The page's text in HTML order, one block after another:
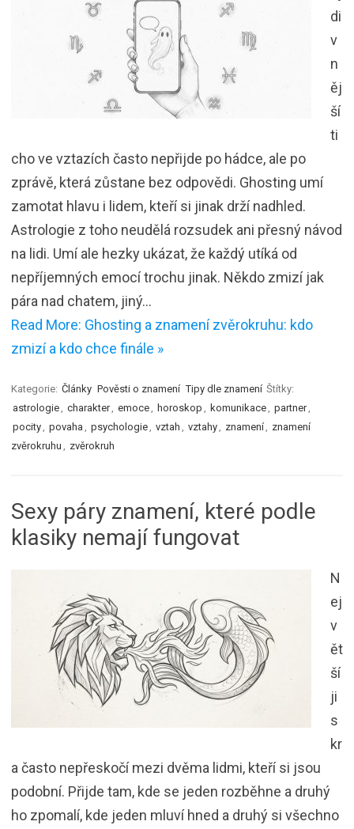
di
v
n
ěj
ší
ti
cho ve vztazích často nepřijde po hádce, ale po
zprávě, která zůstane bez odpovědi. Ghosting umí
zamotat hlavu i lidem, kteří si jinak drží nadhled.
Astrologie z toho neudělá rozsudek ani přesný návod
na lidi. Umí ale hezky ukázat, že každý utíká od
nepříjemných emocí trochu jinak. Někdo zmizí jak
pára nad chatem, jiný…
Read More: Ghosting a znamení zvěrokruhu: kdo
zmizí a kdo chce finále »
Kategorie: Články Pověsti o znamení Tipy dle znamení Štítky:
astrologie
charakter emoce horoskop komunikace partner
pocity
povaha psychologie vztah vztahy znamení
znamení
zvěrokruhu
zvěrokruh
Sexy páry znamení, které podle
klasiky nemají fungovat
N
ej
v
ět
ší
ji
s
kr
a často nepřeskočí mezi dvěma lidmi, kteří si jsou
podobní. Přijde tam, kde se jeden rozběhne a druhý
ho zpomalí, kde jeden mluví hned a druhý si všechno